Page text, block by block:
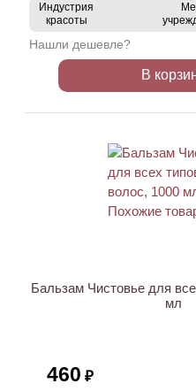
Индустрия
красоты
Нашли дешевле?
В
Бальзам Чистовье для
мл
460 ₽